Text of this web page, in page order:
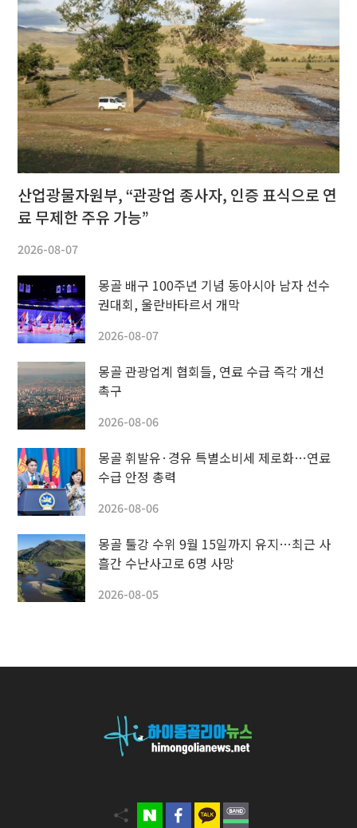
산업광물자원부, “관광업 종사자, 인증 표식으로 연
료 무제한 주유 가능”
2026-08-07
몽골 배구 100주년 기념 동아시아 남자 선수
권대회, 울란바타르서 개막
2026-08-07
몽골 관광업계 협회들, 연료 수급 즉각 개선
촉구
2026-08-06
몽골 휘발유·경유 특별소비세 제로화…연료
수급 안정 총력
2026-08-06
몽골 툴강 수위 9월 15일까지 유지…최근 사
흘간 수난사고로 6명 사망
2026-08-05